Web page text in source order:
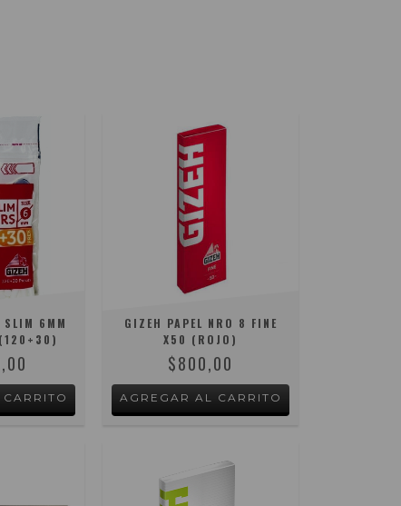
SLIM 6MM
GIZEH PAPEL NRO 8 FINE
X50 (ROJO)
$800,00